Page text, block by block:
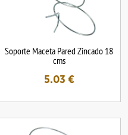
Soporte Maceta Pared Zincado 18
cms
5.03 €